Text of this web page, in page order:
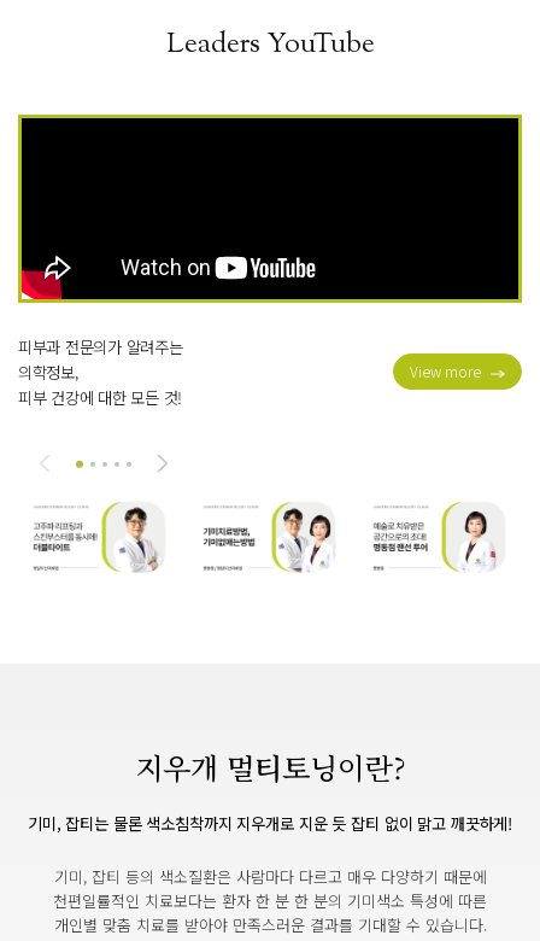
Leaders YouTube
피부과 전문의가 알려주는
의학정보,
피부 건강에 대한 모든 것!
View more
지우개 멀티토닝이란?
기미, 잡티는 물론 색소침착까지 지우개로 지운 듯 잡티 없이 맑고 깨끗하게!
기미, 잡티 등의 색소질환은 사람마다 다르고 매우 다양하기 때문에
천편일률적인 치료보다는 환자 한 분 한 분의 기미색소 특성에 따른
개인별 맞춤 치료를 받아야 만족스러운 결과를 기대할 수 있습니다.